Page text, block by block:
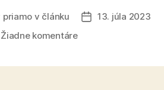
priamo v článku
Dátum
13. júla 2023
Žiadne komentárena